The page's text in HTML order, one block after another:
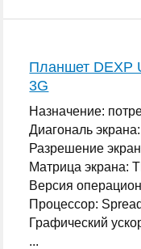
Планшет DEXP
3G
Назначение:
Диагональ
Разрешение
Матрица экрана:
Версия
Процессор:
Графический
...